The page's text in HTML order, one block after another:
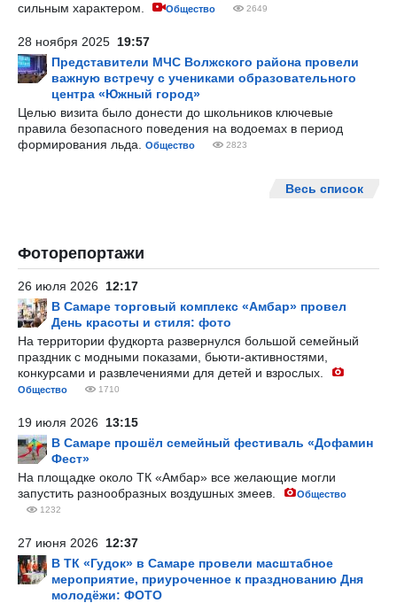
сильным характером.
Общество 2649
28 ноября 2025 19:57
Представители МЧС Волжского района провели
важную встречу с учениками образовательного
центра «Южный город»
Целью визита было донести до школьников ключевые
правила безопасного поведения на водоемах в период
формирования льда.
Общество 2823
Весь список
Фоторепортажи
26 июля 2026 12:17
В Самаре торговый комплекс «Амбар» провел
День красоты и стиля: фото
На территории фудкорта развернулся большой семейный
праздник с модными показами, бьюти-активностями,
конкурсами и развлечениями для детей и взрослых.
Общество 1710
19 июля 2026 13:15
В Самаре прошёл семейный фестиваль «Дофамин
Фест»
На площадке около ТК «Амбар» все желающие могли
запустить разнообразных воздушных змеев.
Общество
1232
27 июня 2026 12:37
В ТК «Гудок» в Самаре провели масштабное
мероприятие, приуроченное к празднованию Дня
молодёжи: ФОТО